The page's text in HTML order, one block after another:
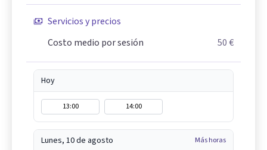
Servicios y precios
Costo medio por sesión
50 €
Hoy
13:00 14:00
Lunes, 10 de agosto Más horas